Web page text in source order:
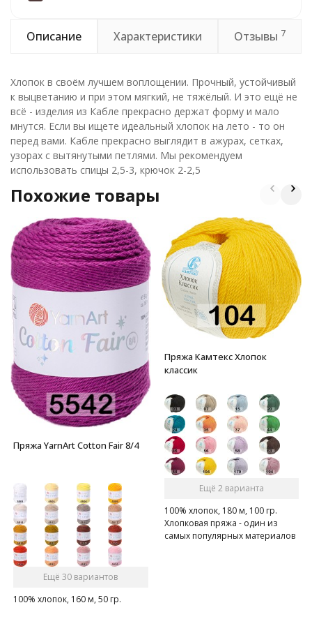
Описание Характеристики Отзывы 7
Хлопок в своём лучшем воплощении. Прочный, устойчивый
к выцветанию и при этом мягкий, не тяжёлый. И это ещё не
всё - изделия из Кабле прекрасно держат форму и мало
мнутся. Если вы ищете идеальный хлопок на лето - то он
перед вами. Кабле прекрасно выглядит в ажурах, сетках,
узорах с вытянутыми петлями. Мы рекомендуем
использовать спицы 2,5-3, крючок 2-2,5
Похожие товары
Пряжа YarnArt Cotton Fair 8/4
Ещё 30 вариантов
100% хлопок, 160 м, 50 гр.
Пряжа Камтекс Хлопок
классик
Ещё 2 варианта
100% хлопок, 180 м, 100 гр.
Хлопковая пряжа - один из
самых популярных материалов